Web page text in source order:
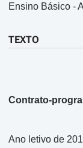
Ensino Básico -
TEXTO
Contrato-
Ano letivo de